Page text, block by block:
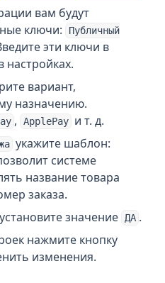
вам будут
ключи:
Публичный
эти ключи в
настройках.
вариант,
назначению.
, ApplePay и т. д.
укажите шаблон:
системе
название товара
заказа.
установите значение ДА .
нажмите кнопку
изменения.